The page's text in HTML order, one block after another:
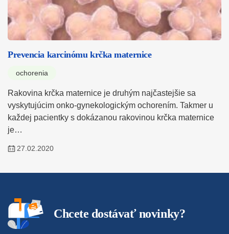
Prevencia karcinómu krčka maternice
ochorenia
Rakovina krčka maternice je druhým najčastejšie sa
vyskytujúcim onko-gynekologickým ochorením. Takmer u
každej pacientky s dokázanou rakovinou krčka maternice
je…
27.02.2020
Chcete dostávať novinky?